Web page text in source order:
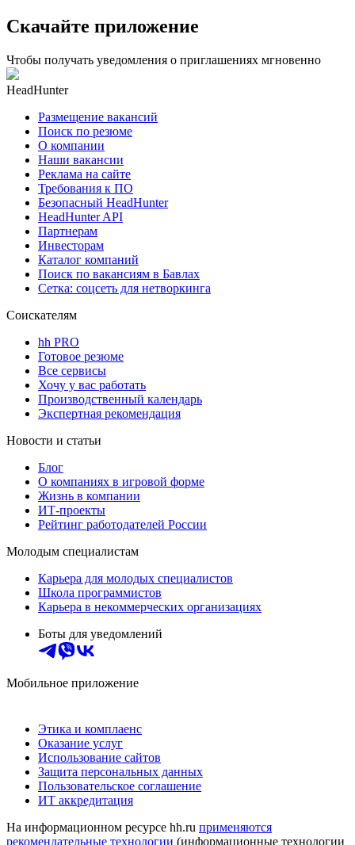
Скачайте приложение
Чтобы получать уведомления о приглашениях мгновенно
HeadHunter
Размещение вакансий
Поиск по резюме
О компании
Наши вакансии
Реклама на сайте
Требования к ПО
Безопасный HeadHunter
HeadHunter API
Партнерам
Инвесторам
Каталог компаний
Поиск по вакансиям в Бавлах
Сетка: соцсеть для нетворкинга
Соискателям
hh PRO
Готовое резюме
Все сервисы
Хочу у вас работать
Производственный календарь
Экспертная рекомендация
Новости и статьи
Блог
О компаниях в игровой форме
Жизнь в компании
ИТ-проекты
Рейтинг работодателей России
Молодым специалистам
Карьера для молодых специалистов
Школа программистов
Карьера в некоммерческих организациях
Боты для уведомлений
Мобильное приложение
Этика и комплаенс
Оказание услуг
Использование сайтов
Защита персональных данных
Пользовательское соглашение
ИТ аккредитация
На информационном ресурсе hh.ru применяются
рекомендательные технологии (информационные технологии